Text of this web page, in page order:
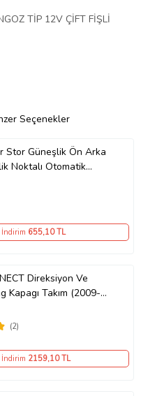
TİP 12V ÇİFT FİŞLİ
Seçenekler
Stor Güneşlik Ön Arka
Noktalı Otomatik
Koruyucu Araba Suv
655,10 TL
Direksiyon Ve
Kapagı Takım (2009-
(2)
2159,10 TL